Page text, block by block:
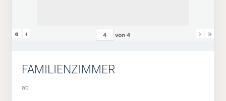
« ‹ von4 › »
FAMILIENZIMMER
ab